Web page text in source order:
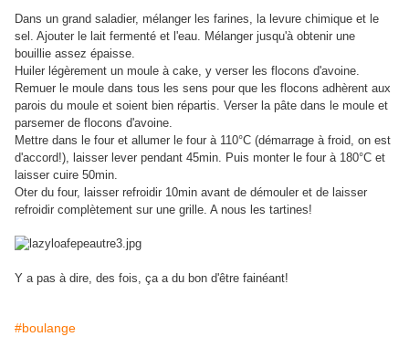
Dans un grand saladier, mélanger les farines, la levure chimique et le
sel. Ajouter le lait fermenté et l'eau. Mélanger jusqu'à obtenir une
bouillie assez épaisse.
Huiler légèrement un moule à cake, y verser les flocons d'avoine.
Remuer le moule dans tous les sens pour que les flocons adhèrent aux
parois du moule et soient bien répartis. Verser la pâte dans le moule et
parsemer de flocons d'avoine.
Mettre dans le four et allumer le four à 110°C (démarrage à froid, on est
d'accord!), laisser lever pendant 45min. Puis monter le four à 180°C et
laisser cuire 50min.
Oter du four, laisser refroidir 10min avant de démouler et de laisser
refroidir complètement sur une grille. A nous les tartines!
Y a pas à dire, des fois, ça a du bon d'être fainéant!
#boulange